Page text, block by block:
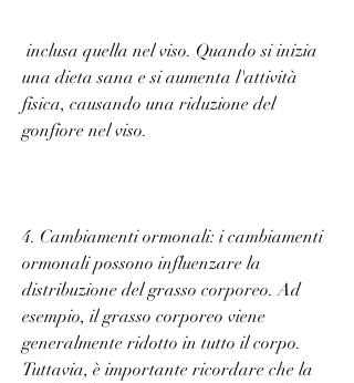
una dieta sana e si aumenta l'attività
fisica, causando una riduzione del
gonfiore nel viso.
4. Cambiamenti ormonali: i cambiamenti
ormonali possono influenzare la
distribuzione del grasso corporeo. Ad
esempio, il grasso corporeo viene
generalmente ridotto in tutto il corpo.
Tuttavia, è importante ricordare che la